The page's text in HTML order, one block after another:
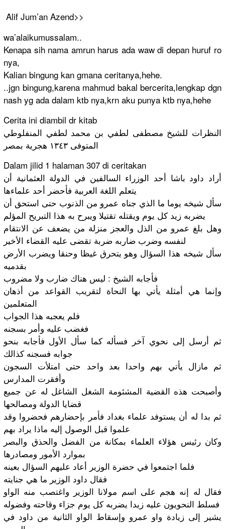
Alif Jum’an Azend>>
wa’alaikumussalam..
Kenapa sih nama amrun harus ada waw di depan huruf ro
nya,
Kalian bingung kan gmana ceritanya,hehe.
..jgn bingung,karena mahmud bakal bercerita,lengkap dgn
nash yg ada dalam ktb nya,krn aku punya ktb nya,hehe
Cerita ini diambil dr kitab
النظرات للشيخ مصطفى لطفي بن محمد لطفي المنفلوطي
المتوفى ١٣٤٣ هجرية بمصر
Dalam jilid 1 halaman 307 di ceritakan
أراد داود باشا أحد الوزراء السالفين في الدولة العثمانية أن
يتعلم اللغة العربية فأحضر أحد علماءها
سأل شيخه يوما ما الذي جناه عمرو من الذنوب حتى استحق أن
يضربه زيد كل يوم ويقتله تقتيلا ويبرح به هذا التبريح المؤلم
وهل بلغ عمرو من الذل والعجز منزلة من يضعف عن الانتقام
لنفسه وضرب ضاربه ضربة تقضى عليه القضاء الأخير
سأل شيخه هذا السؤال وهو يتحرق غيظا وحنقا ويضرب الأرض
بقدميه
فأجابه الشيخ : ليس هناك ضارب ولا مضروب
وإنما هي أمثلة يأتي بها النحاة لتقريب القواعد من أذهان
المتعلمين
فلم يعجبه هذا الجواب
فغضب عليه وأمر بسجنه
ثم أرسل إلى نحوي آخر فسأله كما سأل الأول فأجابه بنحو
جوابه فسجنه كذالك
ثم مازال يأتي بهم واحدا بعد واحد حتى امتلأت السجون
وأفقرت المدارس
وأصبحت هذه القضية المشئومة الشغل الشاغل له عن جميع
قضايا الدولة ومصالحها
ثم بدا له أن يستوفد علماء بغداد فأمر بإحضارهم فحضروا وقد
علموا قبل الوصول إليه ماذا يراد بهم
وكان رئيس هؤلاء العلماء بمكانة من الفضل والحذق والبصر
بموارد الأمور ومصادرها
فلما اجتمعوا في حضرة الوزير أعاد عليهم السؤال بعينه
فقال داود الوزير ما هي جنايته
فقال له إنه هجم على اسم مولانا الوزير واغتصب منه الواو
فسلط النحويون عليه زيدا يضربه كل يوم جزاء وقاحته وفضوله
يشير إلى زيادة واو عمرو وإسقاط الواو الثانية من داود في